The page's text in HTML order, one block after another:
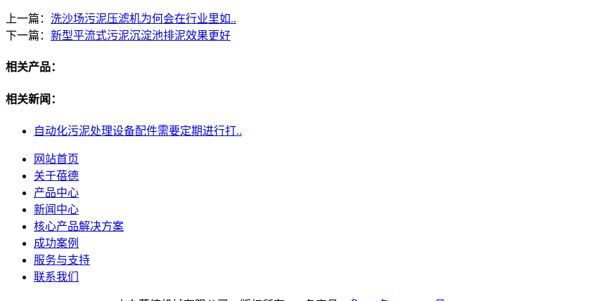
上一篇： 洗沙场污泥压滤机为何会在行业里如..
下一篇： 新型平流式污泥沉淀池排泥效果更好
相关产品：
相关新闻：
自动化污泥处理设备配件需要定期进行打..
网站首页
关于蓓德
产品中心
新闻中心
核心产品解决方案
成功案例
服务与支持
联系我们